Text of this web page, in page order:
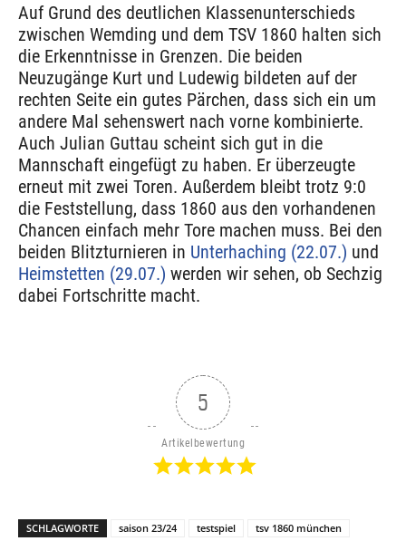
Auf Grund des deutlichen Klassenunterschieds
zwischen Wemding und dem TSV 1860 halten sich
die Erkenntnisse in Grenzen. Die beiden
Neuzugänge Kurt und Ludewig bildeten auf der
rechten Seite ein gutes Pärchen, dass sich ein um
andere Mal sehenswert nach vorne kombinierte.
Auch Julian Guttau scheint sich gut in die
Mannschaft eingefügt zu haben. Er überzeugte
erneut mit zwei Toren. Außerdem bleibt trotz 9:0
die Feststellung, dass 1860 aus den vorhandenen
Chancen einfach mehr Tore machen muss. Bei den
beiden Blitzturnieren in Unterhaching (22.07.) und
Heimstetten (29.07.) werden wir sehen, ob Sechzig
dabei Fortschritte macht.
5
Artikelbewertung
SCHLAGWORTE saison 23/24 testspiel
tsv 1860 münchen